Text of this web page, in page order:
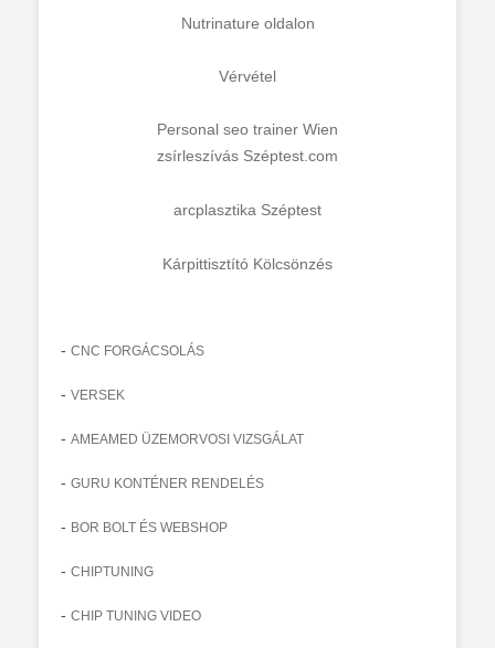
Nutrinature oldalon
Vérvétel
Personal seo trainer Wien
zsírleszívás Széptest.com
arcplasztika Széptest
Kárpittisztító Kölcsönzés
- CNC FORGÁCSOLÁS
- VERSEK
- AMEAMED ÜZEMORVOSI VIZSGÁLAT
- GURU KONTÉNER RENDELÉS
- BOR BOLT ÉS WEBSHOP
- CHIPTUNING
- CHIP TUNING VIDEO